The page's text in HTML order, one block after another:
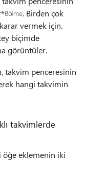
. Birden çok
vermek için.
biçimde
görüntüler.
takvim penceresinin
hangi takvimin
takvimlerde
eklemenin iki